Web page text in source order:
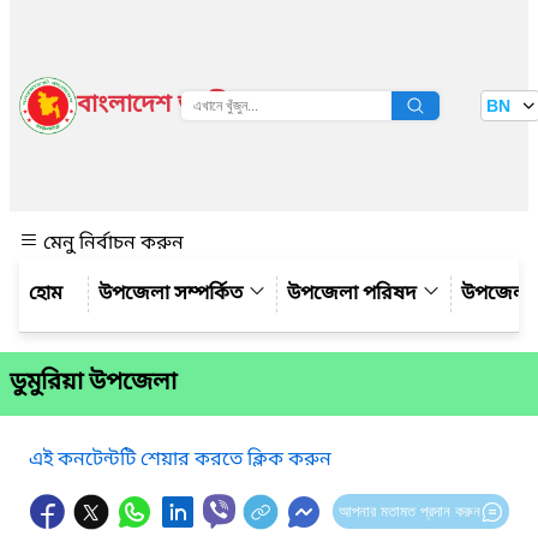
বাংলাদেশ জাতীয় তথ্য বাতায়ন BN
মেনু নির্বাচন করুন
উপজেলা সম্পর্কিত
উপজেলা পরিষদ উপজেলা
ডুমুরিয়া উপজেলা
এই কনটেন্টটি শেয়ার করতে ক্লিক করুন
আপনার মতামত প্রদান করুন